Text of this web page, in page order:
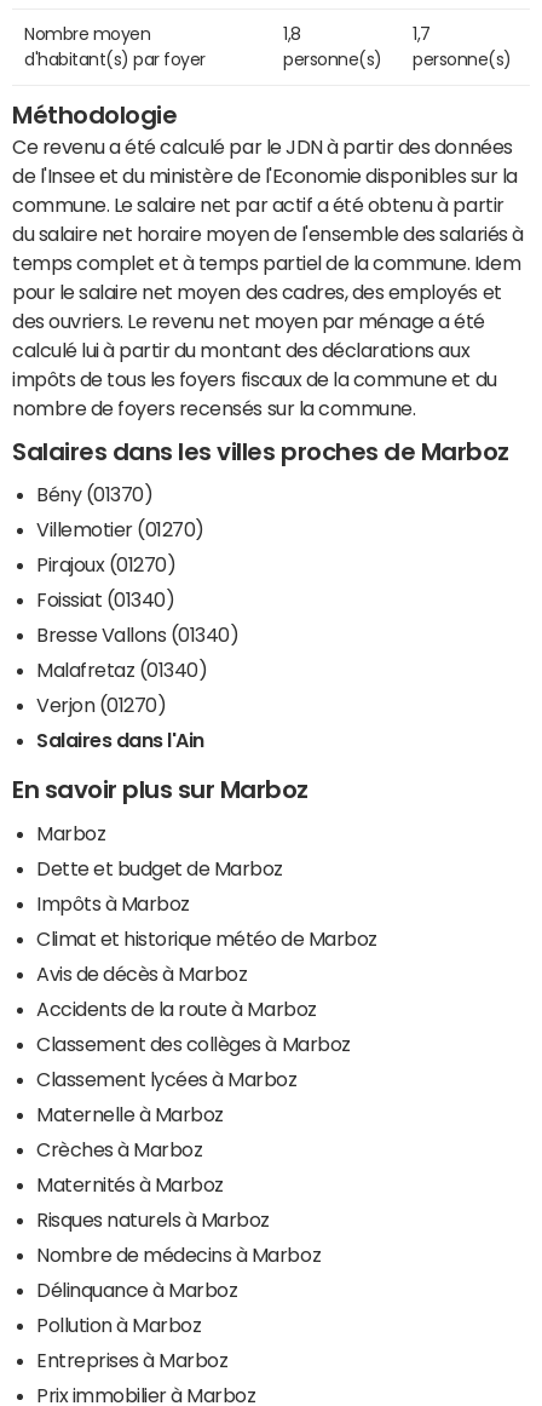
Nombre moyen
d'habitant(s) par foyer
1,8
personne(s)
1,7
personne(s)
Méthodologie
Ce revenu a été calculé par le JDN à partir des données
de l'Insee et du ministère de l'Economie disponibles sur la
commune. Le salaire net par actif a été obtenu à partir
du salaire net horaire moyen de l'ensemble des salariés à
temps complet et à temps partiel de la commune. Idem
pour le salaire net moyen des cadres, des employés et
des ouvriers. Le revenu net moyen par ménage a été
calculé lui à partir du montant des déclarations aux
impôts de tous les foyers fiscaux de la commune et du
nombre de foyers recensés sur la commune.
Salaires dans les villes proches de Marboz
Bény (01370)
Villemotier (01270)
Pirajoux (01270)
Foissiat (01340)
Bresse Vallons (01340)
Malafretaz (01340)
Verjon (01270)
Salaires dans l'Ain
En savoir plus sur Marboz
Marboz
Dette et budget de Marboz
Impôts à Marboz
Climat et historique météo de Marboz
Avis de décès à Marboz
Accidents de la route à Marboz
Classement des collèges à Marboz
Classement lycées à Marboz
Maternelle à Marboz
Crèches à Marboz
Maternités à Marboz
Risques naturels à Marboz
Nombre de médecins à Marboz
Délinquance à Marboz
Pollution à Marboz
Entreprises à Marboz
Prix immobilier à Marboz